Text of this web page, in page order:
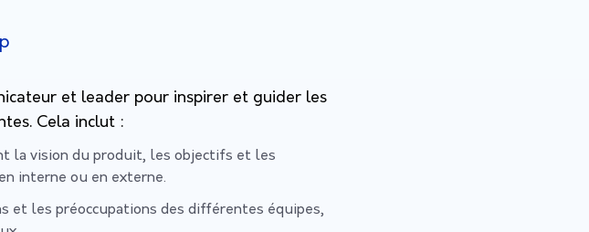
et leader pour inspirer et guider les
Cela inclut :
la vision du produit, les objectifs et les
interne ou en externe.
et les préoccupations des différentes équipes,